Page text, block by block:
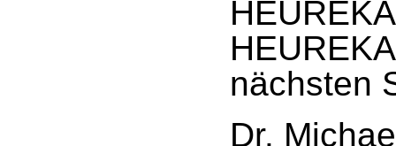
nächsten
Dr.